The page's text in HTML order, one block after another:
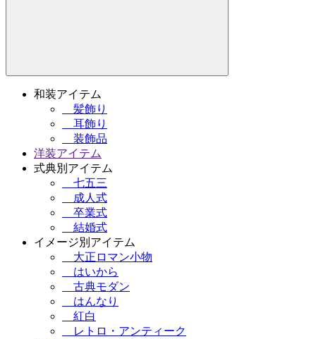
和装アイテム
髪飾り
耳飾り
装飾品
洋装アイテム
式典別アイテム
七五三
成人式
卒業式
結婚式
イメージ別アイテム
大正ロマン小物
はいから
古典モダン
はんなり
紅白
レトロ・アンティーク